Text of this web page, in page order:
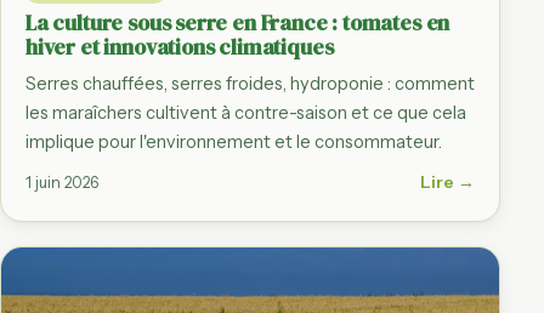
La culture sous serre en France : tomates en
hiver et innovations climatiques
Serres chauffées, serres froides, hydroponie : comment
les maraîchers cultivent à contre-saison et ce que cela
implique pour l'environnement et le consommateur.
1 juin 2026 Lire →